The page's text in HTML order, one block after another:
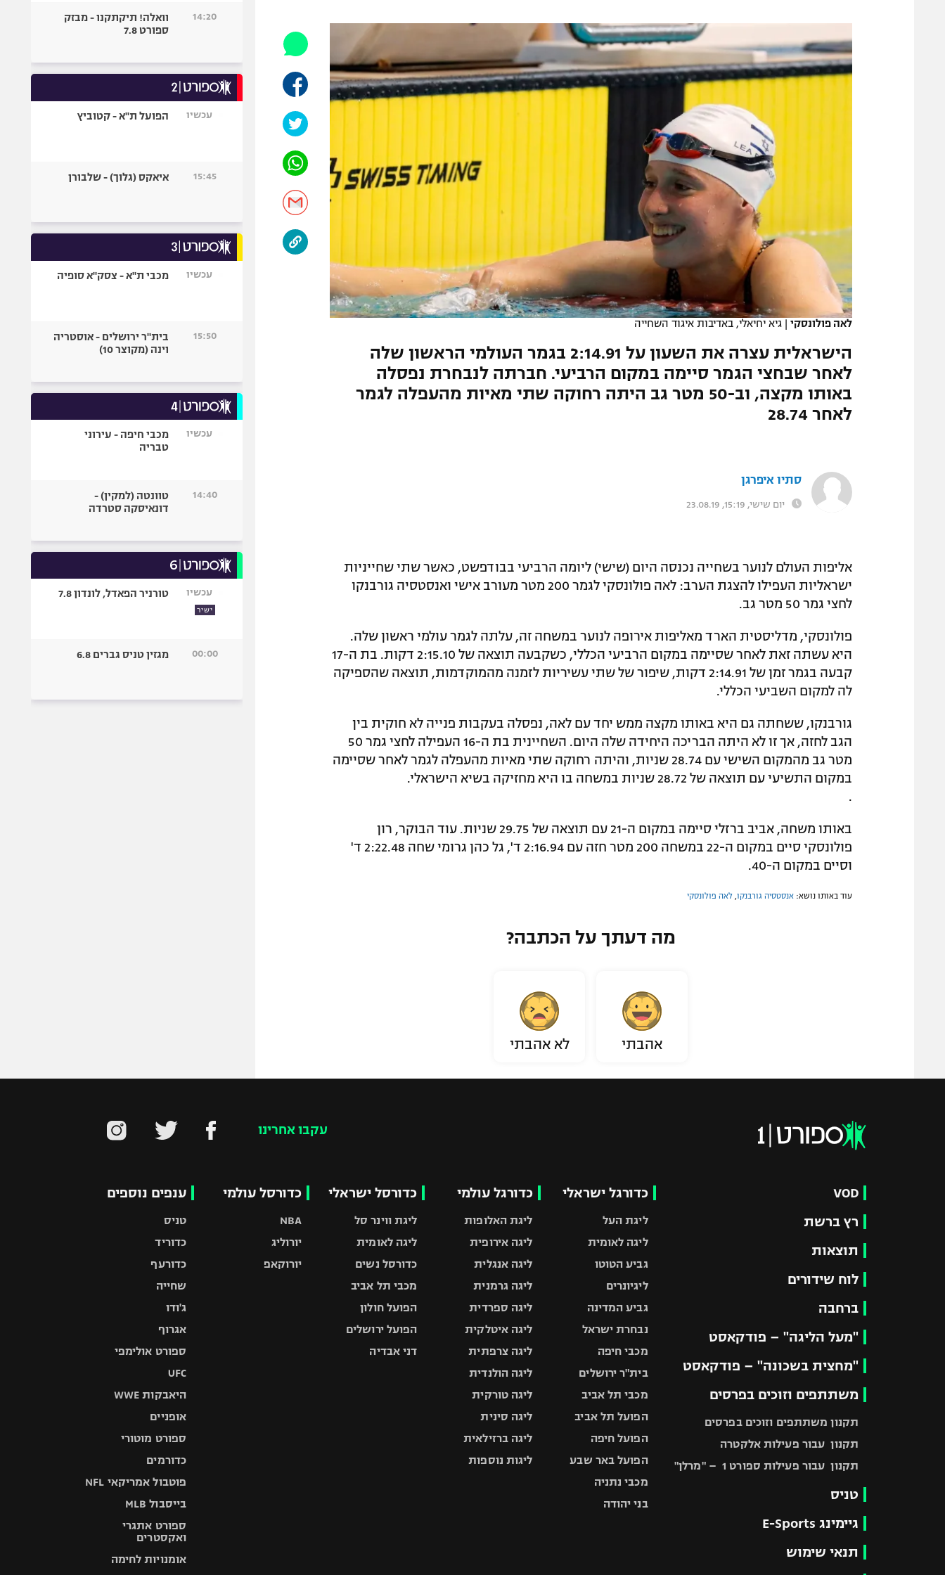
תקנון עבור פעילות אלקטרה
תקנון עבור פעילות ספורט 1 – "מרלן"
רשיון להקרנה פומבית לבית עסק
הצטרפות לחבילת הערוצים
לוח דרושים – ג'ובנט
תגיות
המגזין
הפועל תל אביב
הפועל חיפה
הפועל באר שבע
מכבי נתניה
ליגה סינית
ליגה ברזילאית
ליגות נוספות
אופניים
כדורמים
פוטבול אמריקאי NFL
בייסבול MLB
לאה פולונסקי | גיא יחיאלי, באדיבות איגוד השחייה
הישראלית עצרה את השעון על 2:14.91 בגמר העולמי הראשון שלה
לאחר שבחצי הגמר סיימה במקום הרביעי. חברתה לנבחרת נפסלה
באותו מקצה, וב-50 מטר גב היתה רחוקה שתי מאיות מהעפלה לגמר
לאחר 28.74
סתיו איפרגן
יום שישי, 15:19, 23.08.19
אליפות העולם לנוער בשחייה נכנסה היום (שישי) ליומה הרביעי בבודפשט, כאשר שתי שחייניות
ישראליות העפילו להצגת הערב: לאה פולונסקי לגמר 200 מטר מעורב אישי ואנסטסיה גורבנקו
לחצי גמר 50 מטר גב.
פולונסקי, מדליסטית הארד מאליפות אירופה לנוער במשחה זה, עלתה לגמר עולמי ראשון שלה.
היא עשתה זאת לאחר שסיימה במקום הרביעי הכללי, כשקבעה תוצאה של 2:15.10 דקות. בת ה-17
קבעה בגמר זמן של 2:14.91 דקות, שיפור של שתי עשיריות לזמנה מהמוקדמות, תוצאה שהספיקה
לה למקום השביעי הכללי.
גורבנקו, ששחתה גם היא באותו מקצה ממש יחד עם לאה, נפסלה בעקבות פנייה לא חוקית בין
הגב לחזה, אך זו לא היתה הבריכה היחידה שלה היום. השחיינית בת ה-16 העפילה לחצי גמר 50
מטר גב מהמקום השישי עם 28.74 שניות, והיתה רחוקה שתי מאיות מהעפלה לגמר לאחר שסיימה
במקום התשיעי עם תוצאה של 28.72 שניות במשחה בו היא מחזיקה בשיא הישראלי.
.
באותו משחה, אביב ברזלי סיימה במקום ה-21 עם תוצאה של 29.75 שניות. עוד הבוקר, רון
פולונסקי סיים במקום ה-22 במשחה 200 מטר חזה עם 2:16.94 ד', גל כהן גרומי שחה 2:22.48 ד'
וסיים במקום ה-40.
עוד באותו נושא: אנסטסיה גורבנקו לאה פולונסקי
מה דעתך על הכתבה?
אהבתי לא אהבתי
14:20
וואלה! תיקתקנו - מבזק
ספורט 7.8
עכשיו הפועל ת"א - קטוביץ
15:45 איאקס (גלוך) - שלבורן
עכשיו מכבי ת"א - צסק"א סופיה
15:50
בית"ר ירושלים - אוסטריה
וינה (מקוצר 10)
עכשיו
מכבי חיפה - עירוני
טבריה
14:40
טוונטה (למקין) -
דונאיסקה סטרדה
עכשיו
ישיר
טורניר הפאדל, לונדון 7.8
00:00 מגזין טניס גברים 6.8
עקבו אחרינו
VOD
רץ ברשת
תוצאות
לוח שידורים
ברחבה
"מעל הליגה" – פודקאסט
"מחצית בשכונה" – פודקאסט
משתתפים וזוכים בפרסים
תקנון משתתפים וזוכים בפרסים
תקנון עבור פעילות אלקטרה
תקנון עבור פעילות ספורט 1 – "מרלן"
טניס
גיימינג E-Sports
תנאי שימוש
כדורגל ישראלי
ליגת העל
ליגה לאומית
גביע הטוטו
ליגיונרים
גביע המדינה
נבחרת ישראל
מכבי חיפה
בית"ר ירושלים
מכבי תל אביב
הפועל תל אביב
הפועל חיפה
הפועל באר שבע
מכבי נתניה
בני יהודה
כדורגל עולמי
ליגת האלופות
ליגה אירופית
ליגה אנגלית
ליגה גרמנית
ליגה ספרדית
ליגה איטלקית
ליגה צרפתית
ליגה הולנדית
ליגה טורקית
ליגה סינית
ליגה ברזילאית
ליגות נוספות
כדורסל ישראלי
ליגת ווינר סל
ליגה לאומית
כדורסל נשים
מכבי תל אביב
הפועל חולון
הפועל ירושלים
דני אבדיה
כדורסל עולמי
NBA
יורוליג
יורוקאפ
ענפים נוספים
טניס
כדוריד
כדורעף
שחייה
ג'ודו
אגרוף
ספורט אולימפי
UFC
היאבקות WWE
אופניים
ספורט מוטורי
כדורמים
פוטבול אמריקאי NFL
בייסבול MLB
ספורט אתגרי
ואקסטרים
אומנויות לחימה